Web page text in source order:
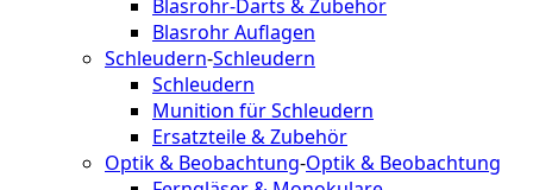
Blasrohr-Darts & Zubehör
Blasrohr Auflagen
Schleudern-Schleudern
Schleudern
Munition für Schleudern
Ersatzteile & Zubehör
Optik & Beobachtung-Optik & Beobachtung